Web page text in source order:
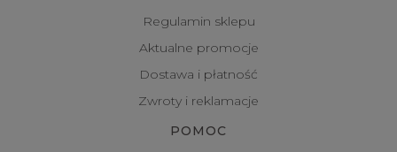
Regulamin sklepu
Aktualne promocje
Dostawa i płatność
Zwroty i reklamacje
POMOC